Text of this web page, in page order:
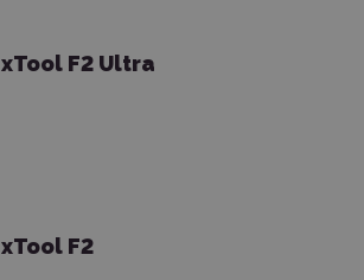
xTool F2 Ultra
xTool F2